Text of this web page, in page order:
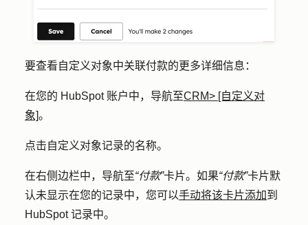
要查看自定义对象中关联付款的更多详细信息：
在您的 HubSpot 账户中，导航至CRM> [自定义对
象]。
点击自定义对象记录的名称。
在右侧边栏中，导航至“付款”卡片。如果“付款”卡片默
认未显示在您的记录中，您可以手动将该卡片添加到
HubSpot 记录中。